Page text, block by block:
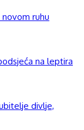
ruhu
na leptira
divlje,